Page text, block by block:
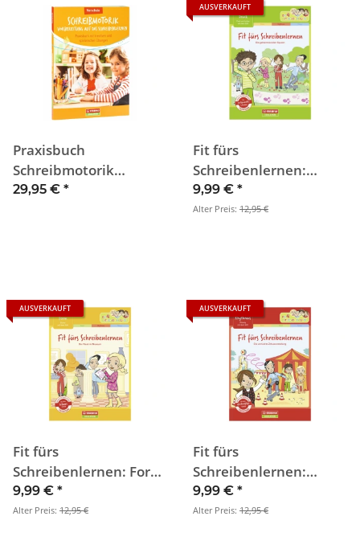
Praxisbuch
Schreibmotorik
(Vorschule) -
29,95 € *
AUSVERKAUFT
Fit fürs
Schreibenlernen:
Druck - fest und locker
mit dem Stift
9,99 € *
Alter Preis: 12,95 €
AUSVERKAUFT
Fit fürs
Schreibenlernen: Form
- sicher mit dem Stift
(Vorschule)
9,99 € *
Alter Preis: 12,95 €
AUSVERKAUFT
Fit fürs
Schreibenlernen:
Rhythmus - flüssig mit
dem Stift (Vorschule)
9,99 € *
Alter Preis: 12,95 €